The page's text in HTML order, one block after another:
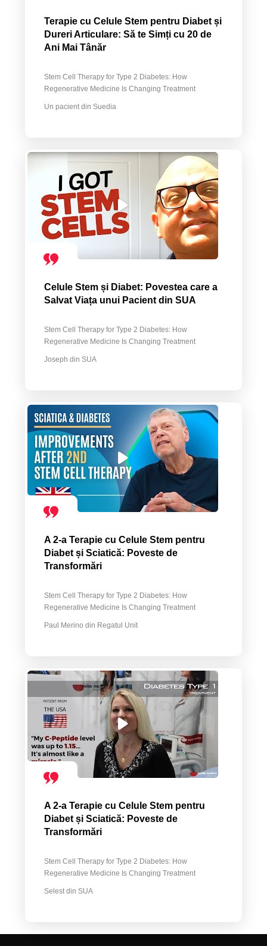
Terapie cu Celule Stem pentru Diabet și
Dureri Articulare: Să te Simți cu 20 de
Ani Mai Tânăr
Stem Cell Therapy for Type 2 Diabetes: How
Regenerative Medicine Is Changing Treatment
Un pacient din Suedia
Celule Stem și Diabet: Povestea care a
Salvat Viața unui Pacient din SUA
Stem Cell Therapy for Type 2 Diabetes: How
Regenerative Medicine Is Changing Treatment
Joseph din SUA
A 2-a Terapie cu Celule Stem pentru
Diabet și Sciatică: Poveste de
Transformări
Stem Cell Therapy for Type 2 Diabetes: How
Regenerative Medicine Is Changing Treatment
Paul Merino din Regatul Unit
A 2-a Terapie cu Celule Stem pentru
Diabet și Sciatică: Poveste de
Transformări
Stem Cell Therapy for Type 2 Diabetes: How
Regenerative Medicine Is Changing Treatment
Selest din SUA